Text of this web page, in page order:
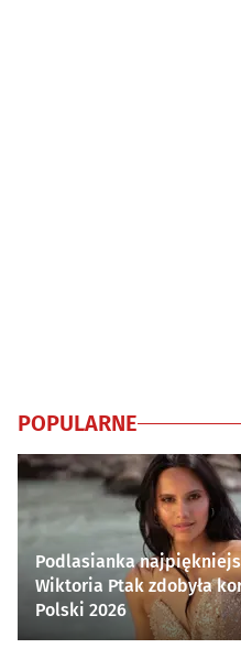
POPULARNE
Podlasianka
Wiktoria Ptak zdobyła
Polski 2026